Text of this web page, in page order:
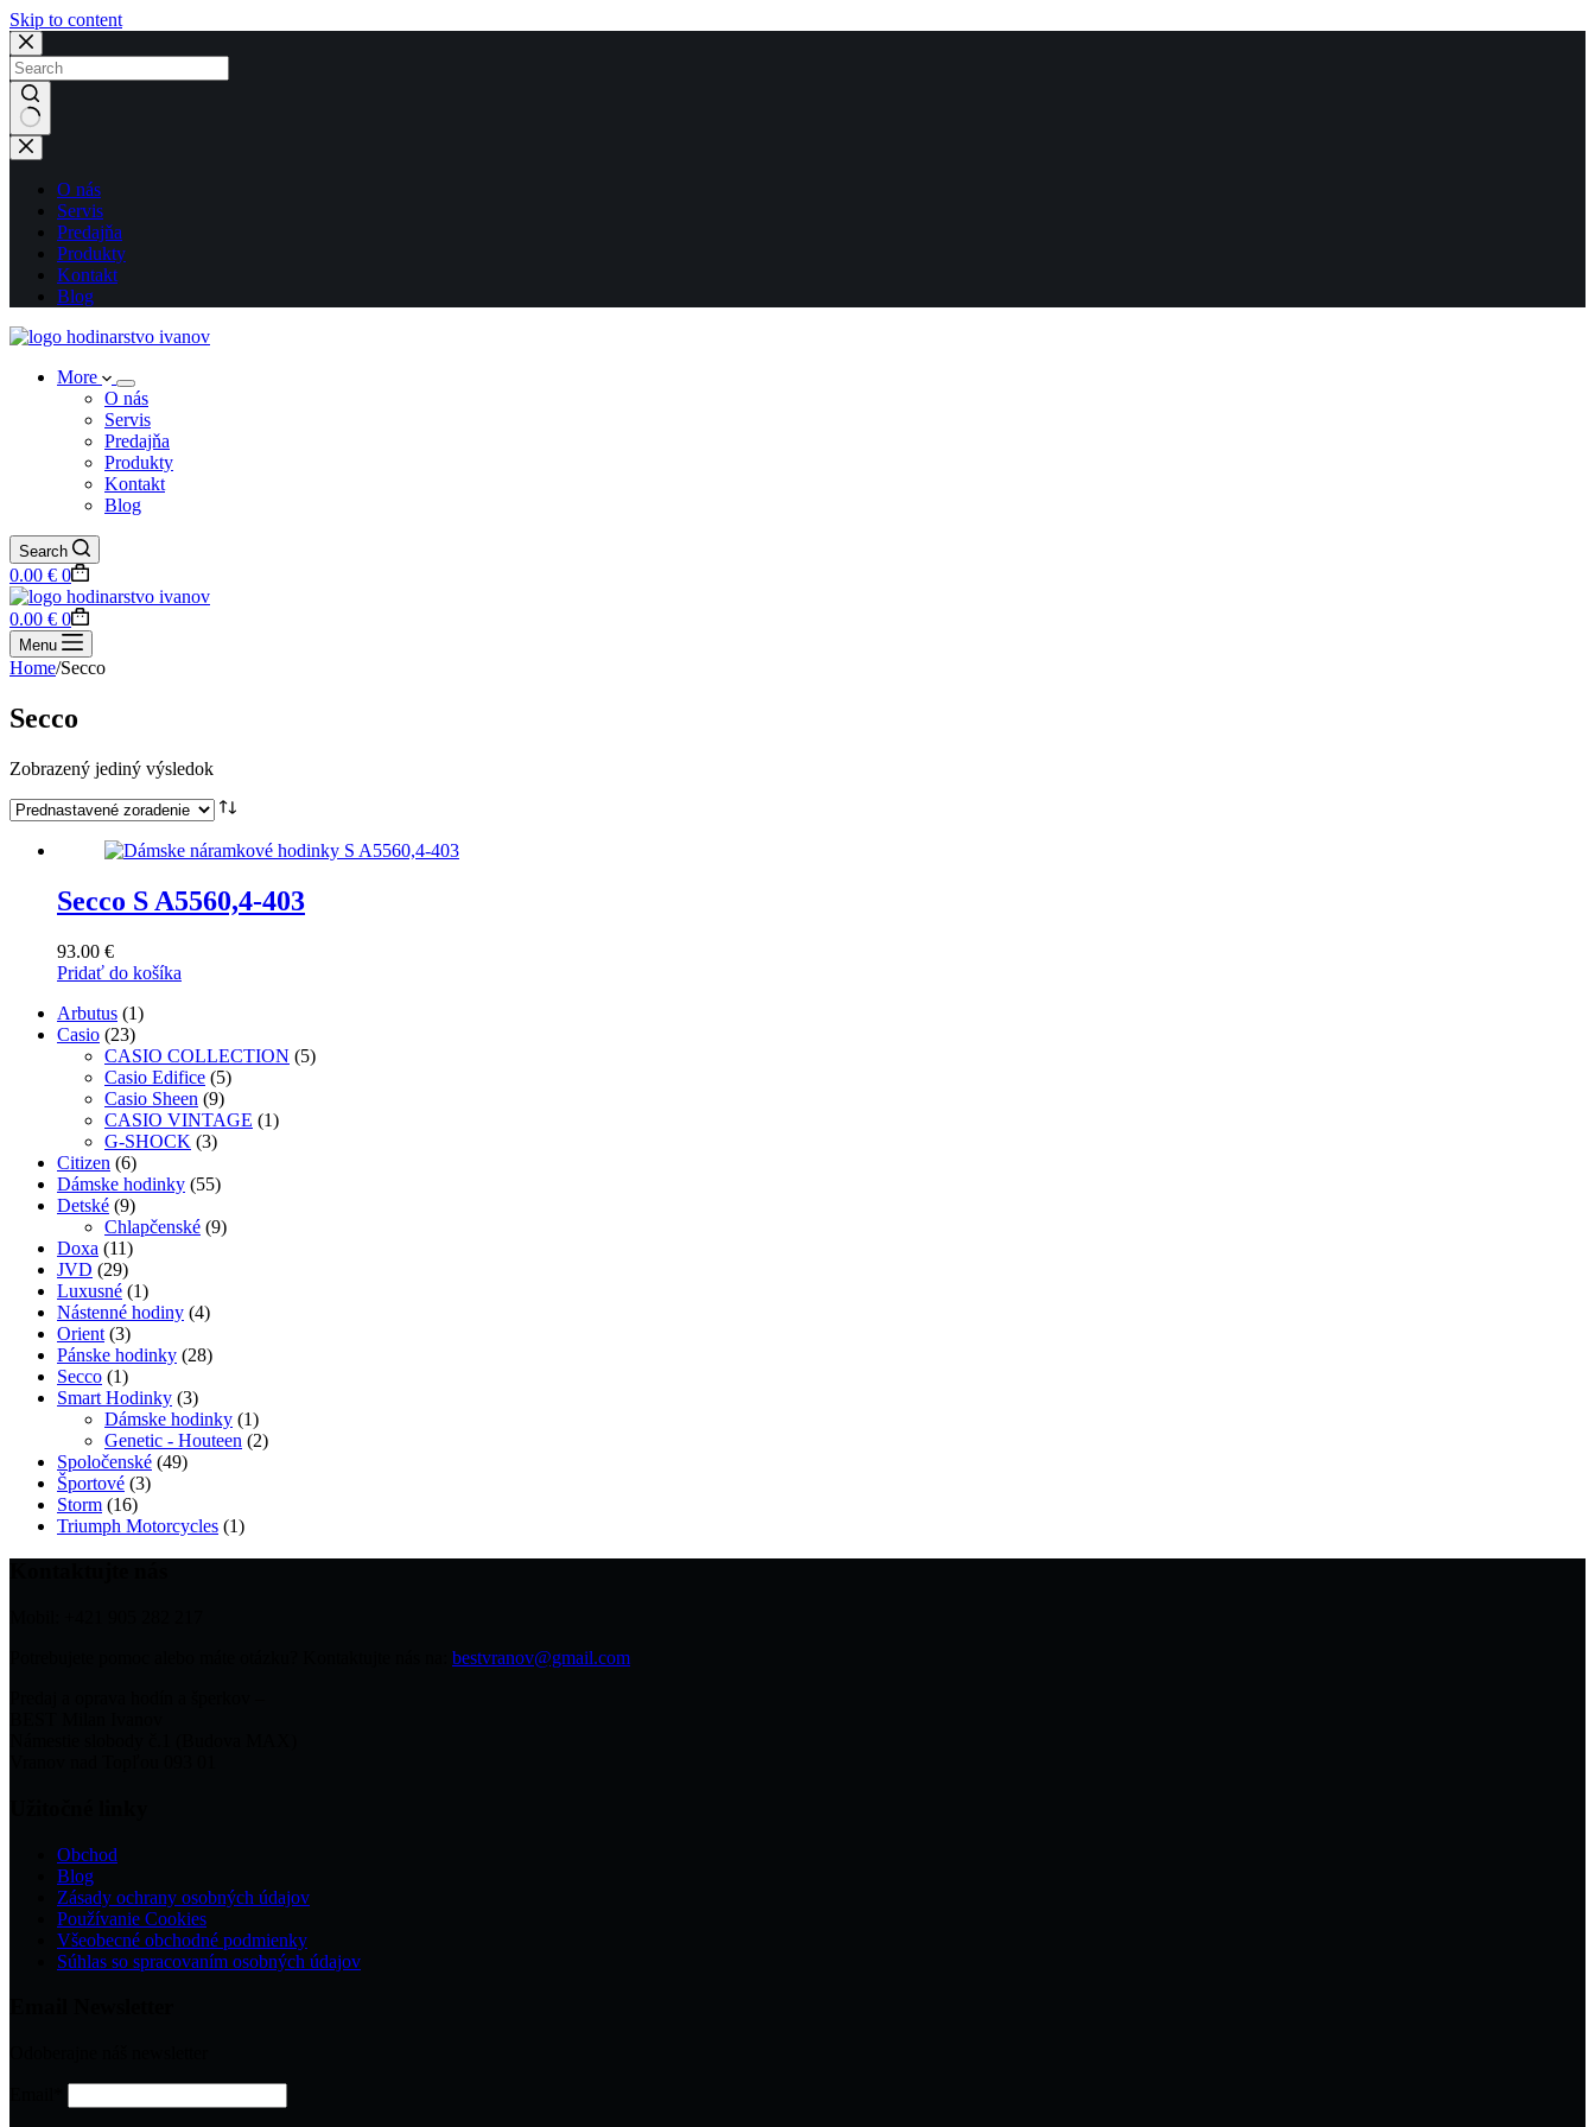
Skip to content
No
results
O nás
Servis
Predajňa
Produkty
Kontakt
Blog
More
O nás
Servis
Predajňa
Produkty
Kontakt
Blog
Search
Shopping
cart
0.00 € 0
Shopping
cart
0.00 € 0
Menu
Home/Secco
Secco
Zobrazený jediný výsledok
Secco S A5560,4-403
93.00 €
Pridať do košíka
Arbutus 11
Casio 2323
produktov
CASIO COLLECTION 55
Casio Edifice 55
Casio Sheen 99
produktov
CASIO VINTAGE 11
G-SHOCK 33
Citizen 66
produktov
Dámske hodinky 5555
Detské 99
produktov
Chlapčenské 99
Doxa 1111
produktov
JVD 2929
produktov
Luxusné 11
produkt
Nástenné hodiny 44
Orient 33
produkty
Pánske hodinky 2828
Secco 11
produkt
Smart Hodinky 33
produkty
Dámske hodinky 11
produkt
Genetic - Houteen 22
Spoločenské 4949
Športové 33
Storm 1616
produktov
Triumph Motorcycles 11
bestvranov@gmail.com
Obchod
Blog
Zásady ochrany osobných údajov
Používanie Cookies
Všeobecné obchodné podmienky
Súhlas so spracovaním osobných údajov